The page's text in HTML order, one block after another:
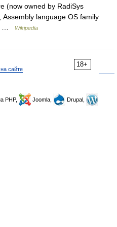
(now owned by RadiSys
language OS family
…
Wikipedia
18+
сайте
PHP, Joomla,
Drupal,